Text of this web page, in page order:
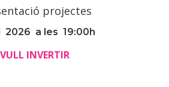
projectes
2026 a les 19:00h
VULL INVERTIR